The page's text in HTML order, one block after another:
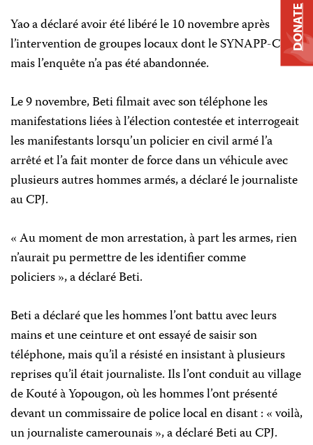
Yao a déclaré avoir été libéré le 10 novembre après
l’intervention de groupes locaux dont le SYNAPP-CI,
mais l’enquête n’a pas été abandonnée.
Le 9 novembre, Beti filmait avec son téléphone les
manifestations liées à l’élection contestée et interrogeait
les manifestants lorsqu’un policier en civil armé l’a
arrêté et l’a fait monter de force dans un véhicule avec
plusieurs autres hommes armés, a déclaré le journaliste
au CPJ.
« Au moment de mon arrestation, à part les armes, rien
n’aurait pu permettre de les identifier comme
policiers », a déclaré Beti.
Beti a déclaré que les hommes l’ont battu avec leurs
mains et une ceinture et ont essayé de saisir son
téléphone, mais qu’il a résisté en insistant à plusieurs
reprises qu’il était journaliste. Ils l’ont conduit au village
de Kouté à Yopougon, où les hommes l’ont présenté
devant un commissaire de police local en disant : « voilà,
un journaliste camerounais », a déclaré Beti au CPJ.
DONATE